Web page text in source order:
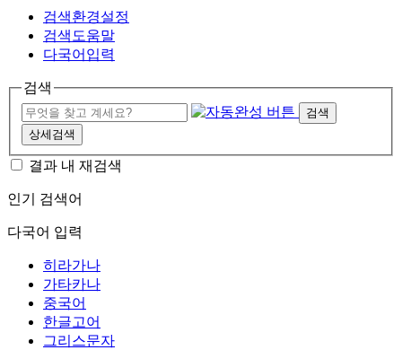
검색환경설정
검색도움말
다국어입력
검색
검색
상세검색
결과 내 재검색
인기 검색어
다국어 입력
히라가나
가타카나
중국어
한글고어
그리스문자